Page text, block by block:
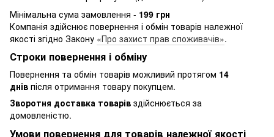
Мінімальна сума замовлення - 199 грн
Компанія здійснює повернення і обмін товарів належної
якості згідно Закону «Про захист прав споживачів».
Строки повернення і обміну
Повернення та обмін товарів можливий протягом 14
днів після отримання товару покупцем.
Зворотня доставка товарів здійснюється за
домовленістю.
Умови повернення для товарів належної якості